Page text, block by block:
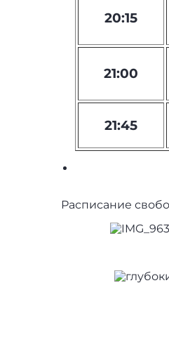
20:15
21:00
21:45
Расписание